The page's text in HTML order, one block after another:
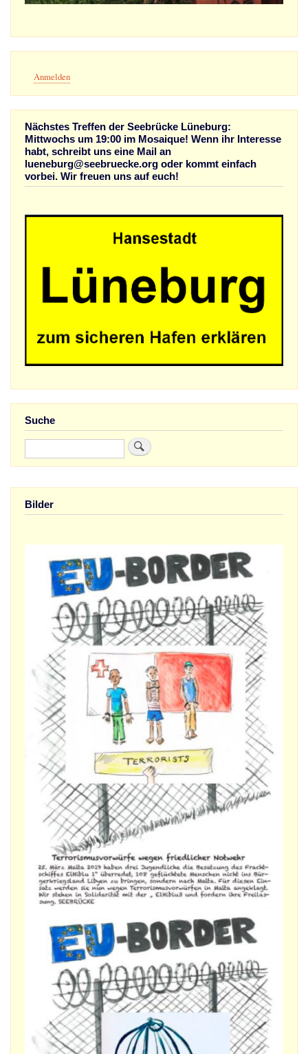
Anmelden
Nächstes Treffen der Seebrücke Lüneburg:
Mittwochs um 19:00 im Mosaique! Wenn ihr Interesse
habt, schreibt uns eine Mail an
lueneburg@seebruecke.org oder kommt einfach
vorbei. Wir freuen uns auf euch!
Suche
Suche
Bilder